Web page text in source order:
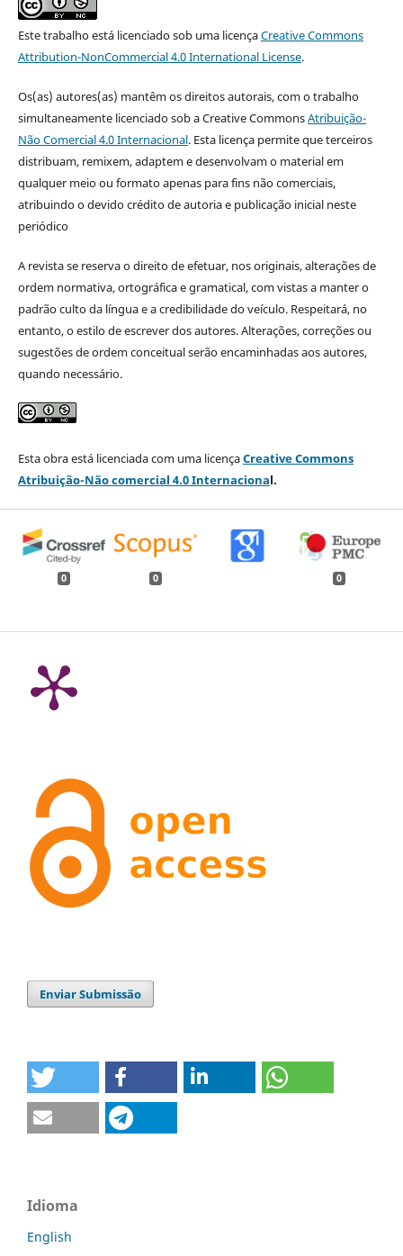
Este trabalho está licenciado sob uma licençaCreative Commons
Attribution-NonCommercial 4.0 International License.
Os(as) autores(as) mantêm os direitos autorais, com o trabalho
simultaneamente licenciado sob a Creative CommonsAtribuição-
Não Comercial 4.0 Internacional. Esta licença permite que terceiros
distribuam, remixem, adaptem e desenvolvam o material em
qualquer meio ou formato apenas para fins não comerciais,
atribuindo o devido crédito de autoria e publicação inicial neste
periódico
A revista se reserva o direito de efetuar, nos originais, alterações de
ordem normativa, ortográfica e gramatical, com vistas a manter o
padrão culto da língua e a credibilidade do veículo. Respeitará, no
entanto, o estilo de escrever dos autores. Alterações, correções ou
sugestões de ordem conceitual serão encaminhadas aos autores,
quando necessário.
Esta obra está licenciada com uma licençaCreative Commons
Atribuição-Não comercial 4.0 Internacional.
0 0 0
Enviar Submissão
Idioma
English